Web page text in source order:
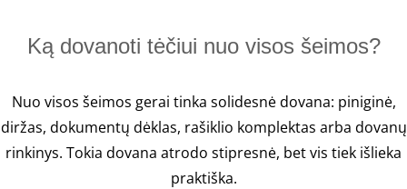
Ką dovanoti tėčiui nuo visos šeimos?
Nuo visos šeimos gerai tinka solidesnė dovana: piniginė,
diržas, dokumentų dėklas, rašiklio komplektas arba dovanų
rinkinys. Tokia dovana atrodo stipresnė, bet vis tiek išlieka
praktiška.